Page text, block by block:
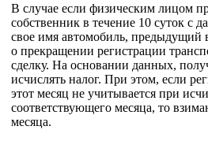
В случае если физическим лицом
собственник в течение 10 суток с
свое имя автомобиль, предыдущий
о прекращении регистрации
сделку. На основании данных,
исчислять налог. При этом, если
этот месяц не учитывается при
соответствующего месяца, то
месяца.